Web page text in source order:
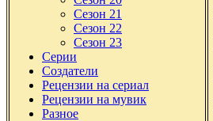
Сезон 21
Сезон 22
Сезон 23
Серии
Создатели
Рецензии на сериал
Рецензии на мувик
Разное